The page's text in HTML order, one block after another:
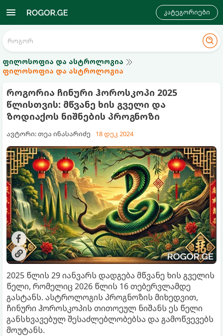
კატეგორიები
ფილოსოფია და ასტროლოგია
ფილოსოფია და ასტროლოგია
როგორია ჩინური ჰოროსკოპი 2025
წლისთვის: მწვანე ხის გველი და
ზოდიაქოს ნიშნების პროგნოზი
ავტორი: თეა ინასარიძე 18 დეკ 2024
2025 წლის 29 იანვარს დადგება მწვანე ხის გველის
წელი, რომელიც 2026 წლის 16 თებერვლამდე
გასტანს. ასტროლოგის პროგნოზის მიხედვით,
ჩინური ჰოროსკოპის თითოეულ ნიშანს ეს წელი
განსხვავებულ შესაძლებლობებსა და გამოწვევებს
მოუტანს.